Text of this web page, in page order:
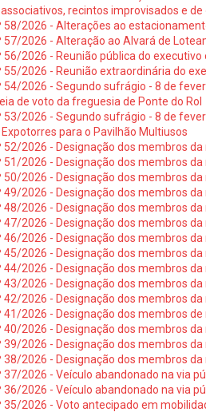
recintos improvisados e
58/2026 - Alterações ao
57/2026 - Alteração ao Alvará de
56/2026 - Reunião pública do
55/2026 - Reunião extraordinária do
54/2026 - Segundo sufrágio - 8 de
de voto da freguesia de Ponte do Rol
53/2026 - Segundo sufrágio - 8 de
Expotorres para o Pavilhão Multiusos
52/2026 - Designação dos membros
51/2026 - Designação dos membros
50/2026 - Designação dos membros
49/2026 - Designação dos membros
48/2026 - Designação dos membros
47/2026 - Designação dos membros
46/2026 - Designação dos membros
45/2026 - Designação dos membros
44/2026 - Designação dos membros
43/2026 - Designação dos membros
42/2026 - Designação dos membros
41/2026 - Designação dos membros
40/2026 - Designação dos membros
39/2026 - Designação dos membros
38/2026 - Designação dos membros
37/2026 - Veículo abandonado na via
36/2026 - Veículo abandonado na via
35/2026 - Voto antecipado em